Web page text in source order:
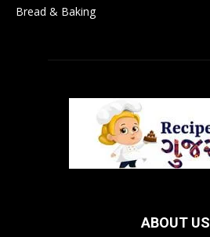
Bread & Baking
ABOUT US